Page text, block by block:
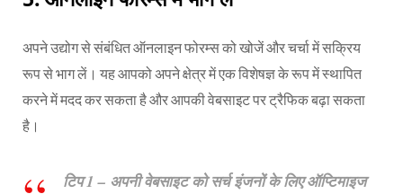
अपने उद्योग से संबंधित ऑनलाइन फोरम्स को खोजें और चर्चा में सक्रिय
रूप से भाग लें। यह आपको अपने क्षेत्र में एक विशेषज्ञ के रूप में स्थापित
करने में मदद कर सकता है और आपकी वेबसाइट पर ट्रैफिक बढ़ा सकता
है।
टिप 1 – अपनी वेबसाइट को सर्च इंजनों के लिए ऑप्टिमाइज